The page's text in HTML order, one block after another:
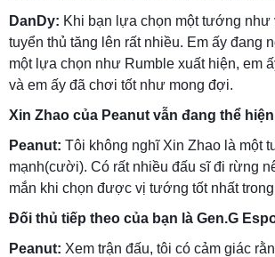
DanDy: Khi bạn lựa chọn một tướng như
tuyển thủ tăng lên rất nhiều. Em ấy đang
một lựa chọn như Rumble xuất hiện, em
và em ấy đã chơi tốt như mong đợi.
Xin Zhao của Peanut vẫn đang thể
Peanut: Tôi không nghĩ Xin Zhao là một
mạnh(cười). Có rất nhiều đấu sĩ đi rừng
mắn khi chọn được vị tướng tốt nhất
Đối thủ tiếp theo của bạn là Gen.G
Peanut: Xem trận đấu, tôi có cảm giác